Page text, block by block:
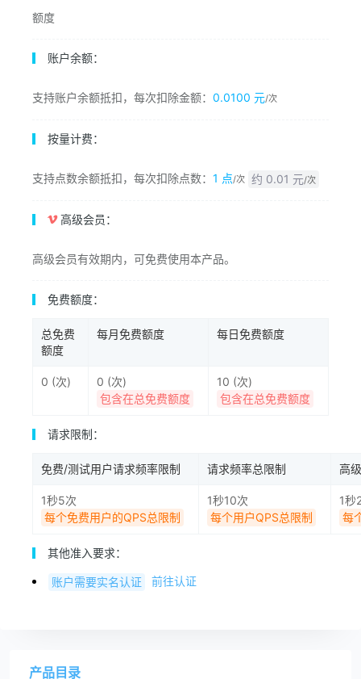
额度
账户余额：
支持账户余额抵扣，每次扣除金额： 0.0100 元/次
按量计费：
支持点数余额抵扣，每次扣除点数： 1 点/次 约 0.01 元/次
高级会员：
高级会员有效期内，可免费使用本产品。
免费额度：
总免费
额度
每月免费额度 每日免费额度
0 (次)
0 (次)
包含在总免费额度
10 (次)
包含在总免费额度
请求限制：
免费/测试用户请求频率限制 请求频率总限制 高
1秒5次
每个免费用户的QPS总限制
1秒10次
每个用户QPS总限制
1秒
每
其他准入要求：
账户需要实名认证 前往认证
产品目录